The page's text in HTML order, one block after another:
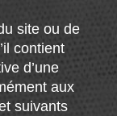
site ou de
contient
d’une
aux
suivants